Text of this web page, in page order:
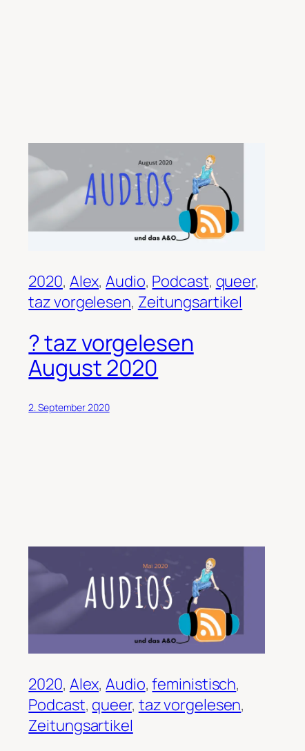
2020, Alex, Audio, Podcast, queer
taz vorgelesen, Zeitungsartikel
? taz vorgelesen
August 2020
2. September 2020
2020, Alex, Audio, feministisch
Podcast, queer, taz vorgelesen
Zeitungsartikel